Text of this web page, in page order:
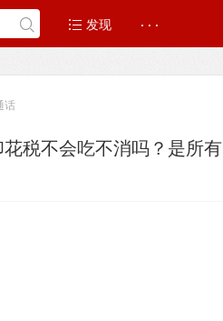
发现 · · ·
话
税不会吃不消吗？是所有